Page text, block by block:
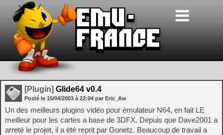
[Plugin] Glide64 v0.4
Posté le 15/04/2003 à 22:04 par Eric_Aw
Un des meilleurs plugins vidéo pour émulateur N64, en fait LE
meilleur pour les cartes a base de 3DFX. Depuis que Dave2001 a
arreté le projet, il a été reprit par Gonetz. Beaucoup de travail a